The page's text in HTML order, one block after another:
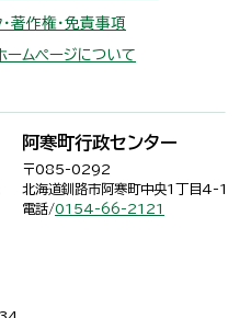
・著作権・免責事項
ームページについて
阿寒町行政センター
〒085-0292
北海道釧路市阿寒町中央1丁目4-1
電話/0154-66-2121